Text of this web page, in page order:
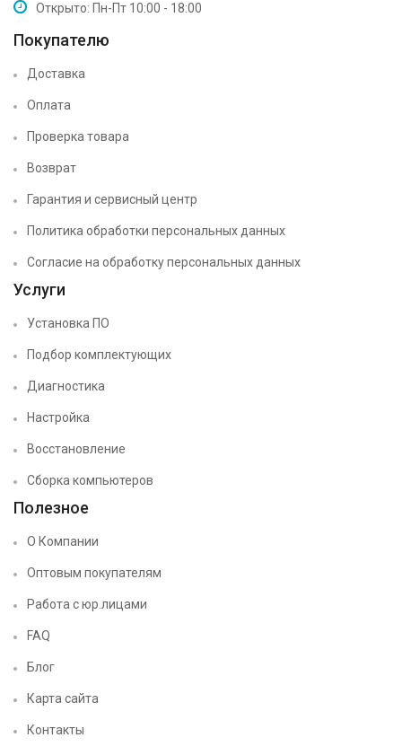
Открыто: Пн-Пт 10:00 - 18:00
Покупателю
Доставка
Оплата
Проверка товара
Возврат
Гарантия и сервисный центр
Политика обработки персональных данных
Согласие на обработку персональных данных
Услуги
Установка ПО
Подбор комплектующих
Диагностика
Настройка
Восстановление
Сборка компьютеров
Полезное
О Компании
Оптовым покупателям
Работа с юр.лицами
FAQ
Блог
Карта сайта
Контакты